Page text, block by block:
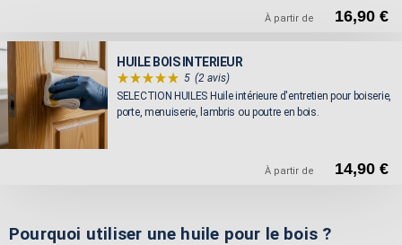
À partir de 16,90 €
HUILE BOIS INTERIEUR
5 (2 avis)
SELECTION HUILES Huile intérieure d'entretien pour boiserie,
porte, menuiserie, lambris ou poutre en bois.
À partir de 14,90 €
Pourquoi utiliser une huile pour le bois ?